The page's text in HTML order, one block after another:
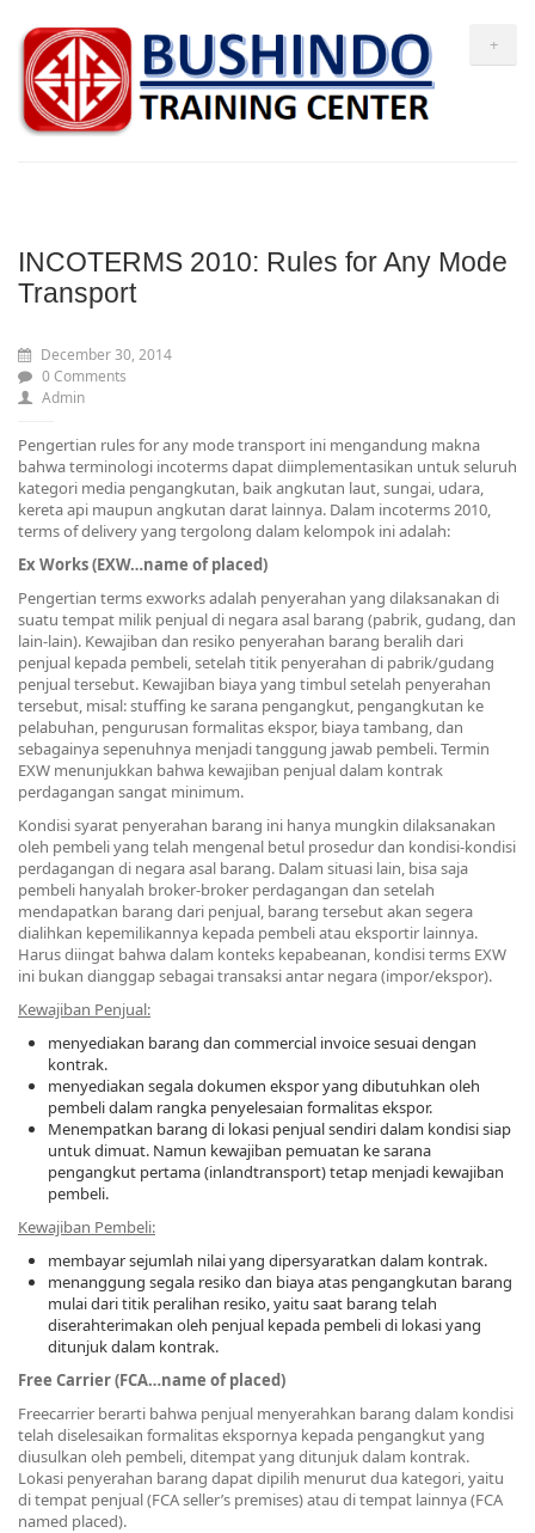
+
INCOTERMS 2010: Rules for Any Mode
Transport
December 30, 2014
0 Comments
Admin
Pengertian rules for any mode transport ini mengandung makna
bahwa terminologi incoterms dapat diimplementasikan untuk seluruh
kategori media pengangkutan, baik angkutan laut, sungai, udara,
kereta api maupun angkutan darat lainnya. Dalam incoterms 2010,
terms of delivery yang tergolong dalam kelompok ini adalah:
Ex Works (EXW…name of placed)
Pengertian terms exworks adalah penyerahan yang dilaksanakan di
suatu tempat milik penjual di negara asal barang (pabrik, gudang, dan
lain-lain). Kewajiban dan resiko penyerahan barang beralih dari
penjual kepada pembeli, setelah titik penyerahan di pabrik/gudang
penjual tersebut. Kewajiban biaya yang timbul setelah penyerahan
tersebut, misal: stuffing ke sarana pengangkut, pengangkutan ke
pelabuhan, pengurusan formalitas ekspor, biaya tambang, dan
sebagainya sepenuhnya menjadi tanggung jawab pembeli. Termin
EXW menunjukkan bahwa kewajiban penjual dalam kontrak
perdagangan sangat minimum.
Kondisi syarat penyerahan barang ini hanya mungkin dilaksanakan
oleh pembeli yang telah mengenal betul prosedur dan kondisi-kondisi
perdagangan di negara asal barang. Dalam situasi lain, bisa saja
pembeli hanyalah broker-broker perdagangan dan setelah
mendapatkan barang dari penjual, barang tersebut akan segera
dialihkan kepemilikannya kepada pembeli atau eksportir lainnya.
Harus diingat bahwa dalam konteks kepabeanan, kondisi terms EXW
ini bukan dianggap sebagai transaksi antar negara (impor/ekspor).
Kewajiban Penjual:
menyediakan barang dan commercial invoice sesuai dengan
kontrak.
menyediakan segala dokumen ekspor yang dibutuhkan oleh
pembeli dalam rangka penyelesaian formalitas ekspor.
Menempatkan barang di lokasi penjual sendiri dalam kondisi siap
untuk dimuat. Namun kewajiban pemuatan ke sarana
pengangkut pertama (inlandtransport) tetap menjadi kewajiban
pembeli.
Kewajiban Pembeli:
membayar sejumlah nilai yang dipersyaratkan dalam kontrak.
menanggung segala resiko dan biaya atas pengangkutan barang
mulai dari titik peralihan resiko, yaitu saat barang telah
diserahterimakan oleh penjual kepada pembeli di lokasi yang
ditunjuk dalam kontrak.
Free Carrier (FCA…name of placed)
Freecarrier berarti bahwa penjual menyerahkan barang dalam kondisi
telah diselesaikan formalitas ekspornya kepada pengangkut yang
diusulkan oleh pembeli, ditempat yang ditunjuk dalam kontrak.
Lokasi penyerahan barang dapat dipilih menurut dua kategori, yaitu
di tempat penjual (FCA seller’s premises) atau di tempat lainnya (FCA
named placed).